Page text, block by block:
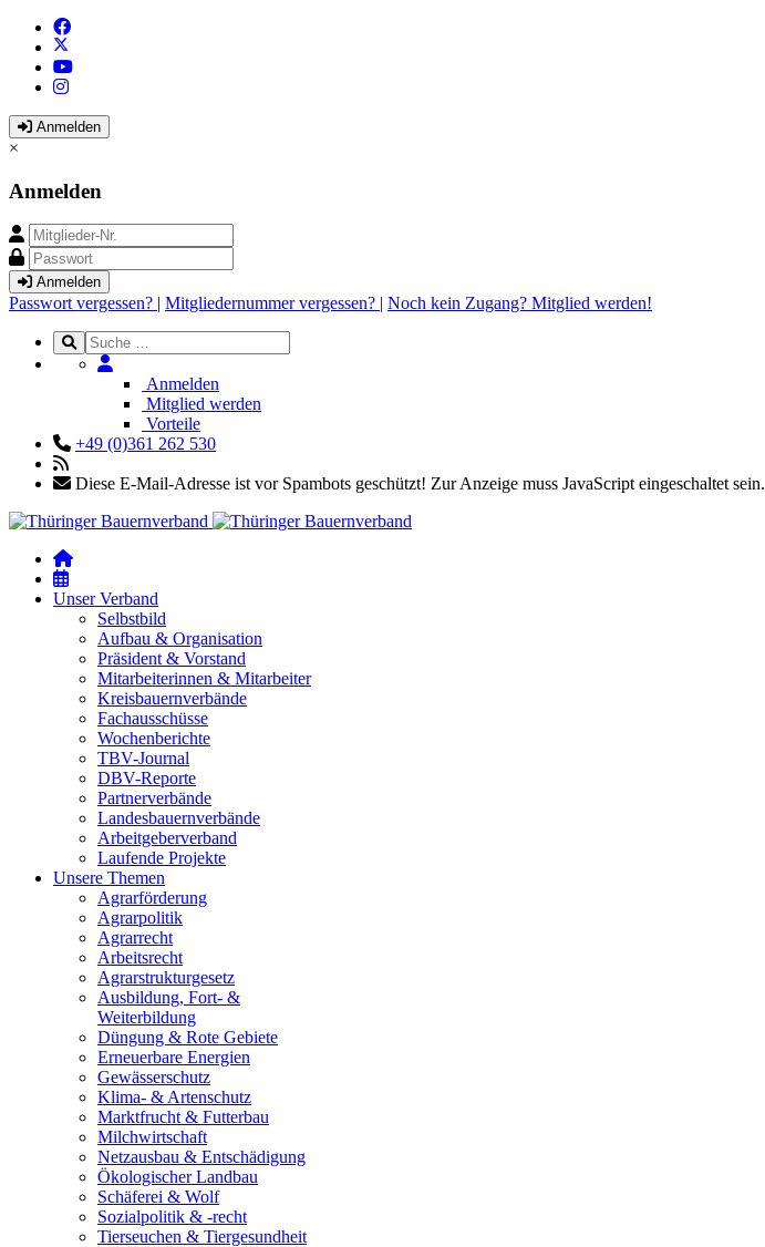
Anmelden
×
Anmelden
Anmelden
Passwort vergessen? | Mitgliedernummer vergessen? | Noch kein Zugang? Mitglied werden!
Anmelden
Mitglied werden
Vorteile
+49 (0)361 262 530
Diese E-Mail-Adresse ist vor Spambots geschützt! Zur Anzeige muss JavaScript eingeschaltet sein.
Unser Verband
Selbstbild
Aufbau & Organisation
Präsident & Vorstand
Mitarbeiterinnen & Mitarbeiter
Kreisbauernverbände
Fachausschüsse
Wochenberichte
TBV-Journal
DBV-Reporte
Partnerverbände
Landesbauernverbände
Arbeitgeberverband
Laufende Projekte
Unsere Themen
Agrarförderung
Agrarpolitik
Agrarrecht
Arbeitsrecht
Agrarstrukturgesetz
Ausbildung, Fort- &
Weiterbildung
Düngung & Rote Gebiete
Erneuerbare Energien
Gewässerschutz
Klima- & Artenschutz
Marktfrucht & Futterbau
Milchwirtschaft
Netzausbau & Entschädigung
Ökologischer Landbau
Schäferei & Wolf
Sozialpolitik & -recht
Tierseuchen & Tiergesundheit